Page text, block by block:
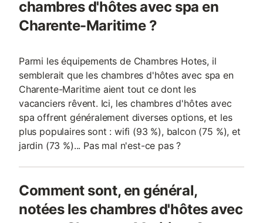
chambres d'hôtes avec spa en
Charente-Maritime ?
Parmi les équipements de Chambres Hotes, il
semblerait que les chambres d'hôtes avec spa en
Charente-Maritime aient tout ce dont les
vacanciers rêvent. Ici, les chambres d'hôtes avec
spa offrent généralement diverses options, et les
plus populaires sont : wifi (93 %), balcon (75 %), et
jardin (73 %)... Pas mal n'est-ce pas ?
Comment sont, en général,
notées les chambres d'hôtes avec